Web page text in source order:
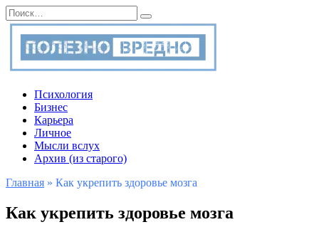
Перейти
к
содержанию
Search
for:
Психология
Бизнес
Карьера
Личное
Мысли вслух
Архив (из старого)
Главная » Как укрепить здоровье мозга
Как укрепить здоровье мозга